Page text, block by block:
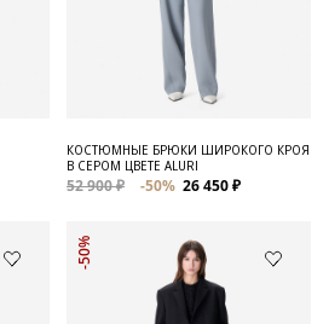
КОСТЮМНЫЕ БРЮКИ ШИРОКОГО КРОЯ
В СЕРОМ ЦВЕТЕ ALURI
52 900 ₽ -50% 26 450 ₽
-50%